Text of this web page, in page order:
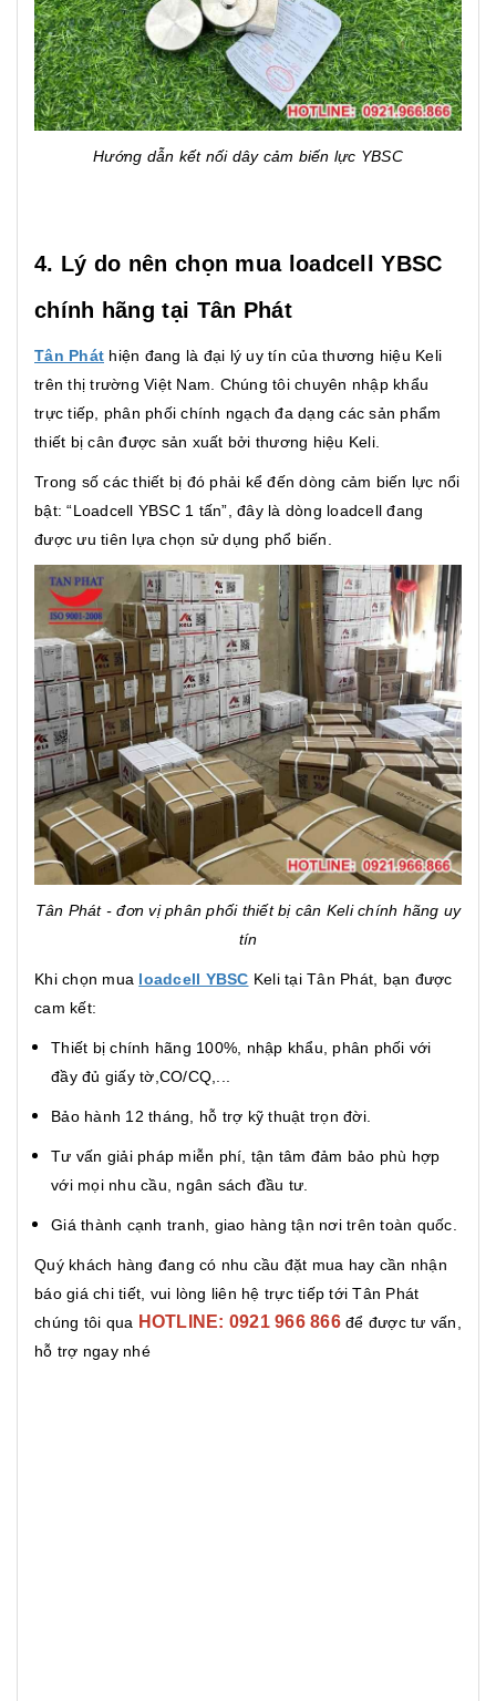
Hướng dẫn kết nối dây cảm biến lực YBSC
4. Lý do nên chọn mua loadcell YBSC
chính hãng tại Tân Phát
Tân Phát hiện đang là đại lý uy tín của thương hiệu Keli
trên thị trường Việt Nam. Chúng tôi chuyên nhập khẩu
trực tiếp, phân phối chính ngạch đa dạng các sản phẩm
thiết bị cân được sản xuất bởi thương hiệu Keli.
Trong số các thiết bị đó phải kể đến dòng cảm biến lực nổi
bật: “Loadcell YBSC 1 tấn”, đây là dòng loadcell đang
được ưu tiên lựa chọn sử dụng phổ biến.
Tân Phát - đơn vị phân phối thiết bị cân Keli chính hãng uy
tín
Khi chọn mua loadcell YBSC Keli tại Tân Phát, bạn được
cam kết:
Thiết bị chính hãng 100%, nhập khẩu, phân phối với
đầy đủ giấy tờ,CO/CQ,...
Bảo hành 12 tháng, hỗ trợ kỹ thuật trọn đời.
Tư vấn giải pháp miễn phí, tận tâm đảm bảo phù hợp
với mọi nhu cầu, ngân sách đầu tư.
Giá thành cạnh tranh, giao hàng tận nơi trên toàn quốc.
Quý khách hàng đang có nhu cầu đặt mua hay cần nhận
báo giá chi tiết, vui lòng liên hệ trực tiếp tới Tân Phát
chúng tôi qua HOTLINE: 0921 966 866để được tư vấn,
hỗ trợ ngay nhé